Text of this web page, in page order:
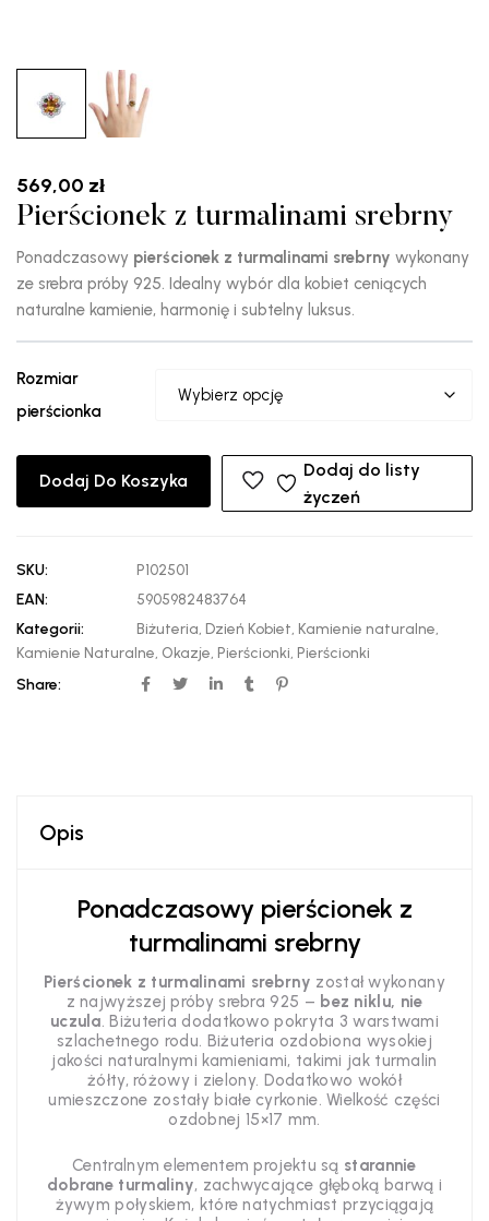
569,00 zł
Pierścionek z turmalinami srebrny
Ponadczasowy pierścionek z turmalinami srebrny wykonany
ze srebra próby 925. Idealny wybór dla kobiet ceniących
naturalne kamienie, harmonię i subtelny luksus.
Rozmiar
pierścionka
Dodaj Do Koszyka
Dodaj do listy
życzeń
SKU:
P102501
EAN:
5905982483764
Kategorii:
Biżuteria, Dzień Kobiet, Kamienie naturalne,
Kamienie Naturalne, Okazje, Pierścionki, Pierścionki
Share:
Opis
Ponadczasowy pierścionek z
turmalinami srebrny
Pierścionek z turmalinami srebrny został wykonany
z najwyższej próby srebra 925 – bez niklu, nie
uczula. Biżuteria dodatkowo pokryta 3 warstwami
szlachetnego rodu. Biżuteria ozdobiona wysokiej
jakości naturalnymi kamieniami, takimi jak turmalin
żółty, różowy i zielony. Dodatkowo wokół
umieszczone zostały białe cyrkonie. Wielkość części
ozdobnej 15×17 mm.
Centralnym elementem projektu są starannie
dobrane turmaliny, zachwycające głęboką barwą i
żywym połyskiem, które natychmiast przyciągają